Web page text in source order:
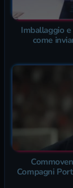
Imballaggio
come
Compagni